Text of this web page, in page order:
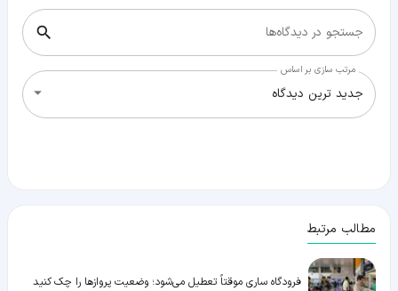
جستجو در دیدگاه‌ها
مرتب سازی بر اساس
جدید ترین دیدگاه
مطالب مرتبط
فرودگاه ساری موقتاً تعطیل می‌شود؛ وضعیت پروازها را چک کنید